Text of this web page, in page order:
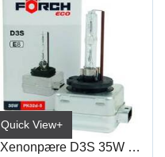
Quick View+
Xenonpære D3S 35W Eco